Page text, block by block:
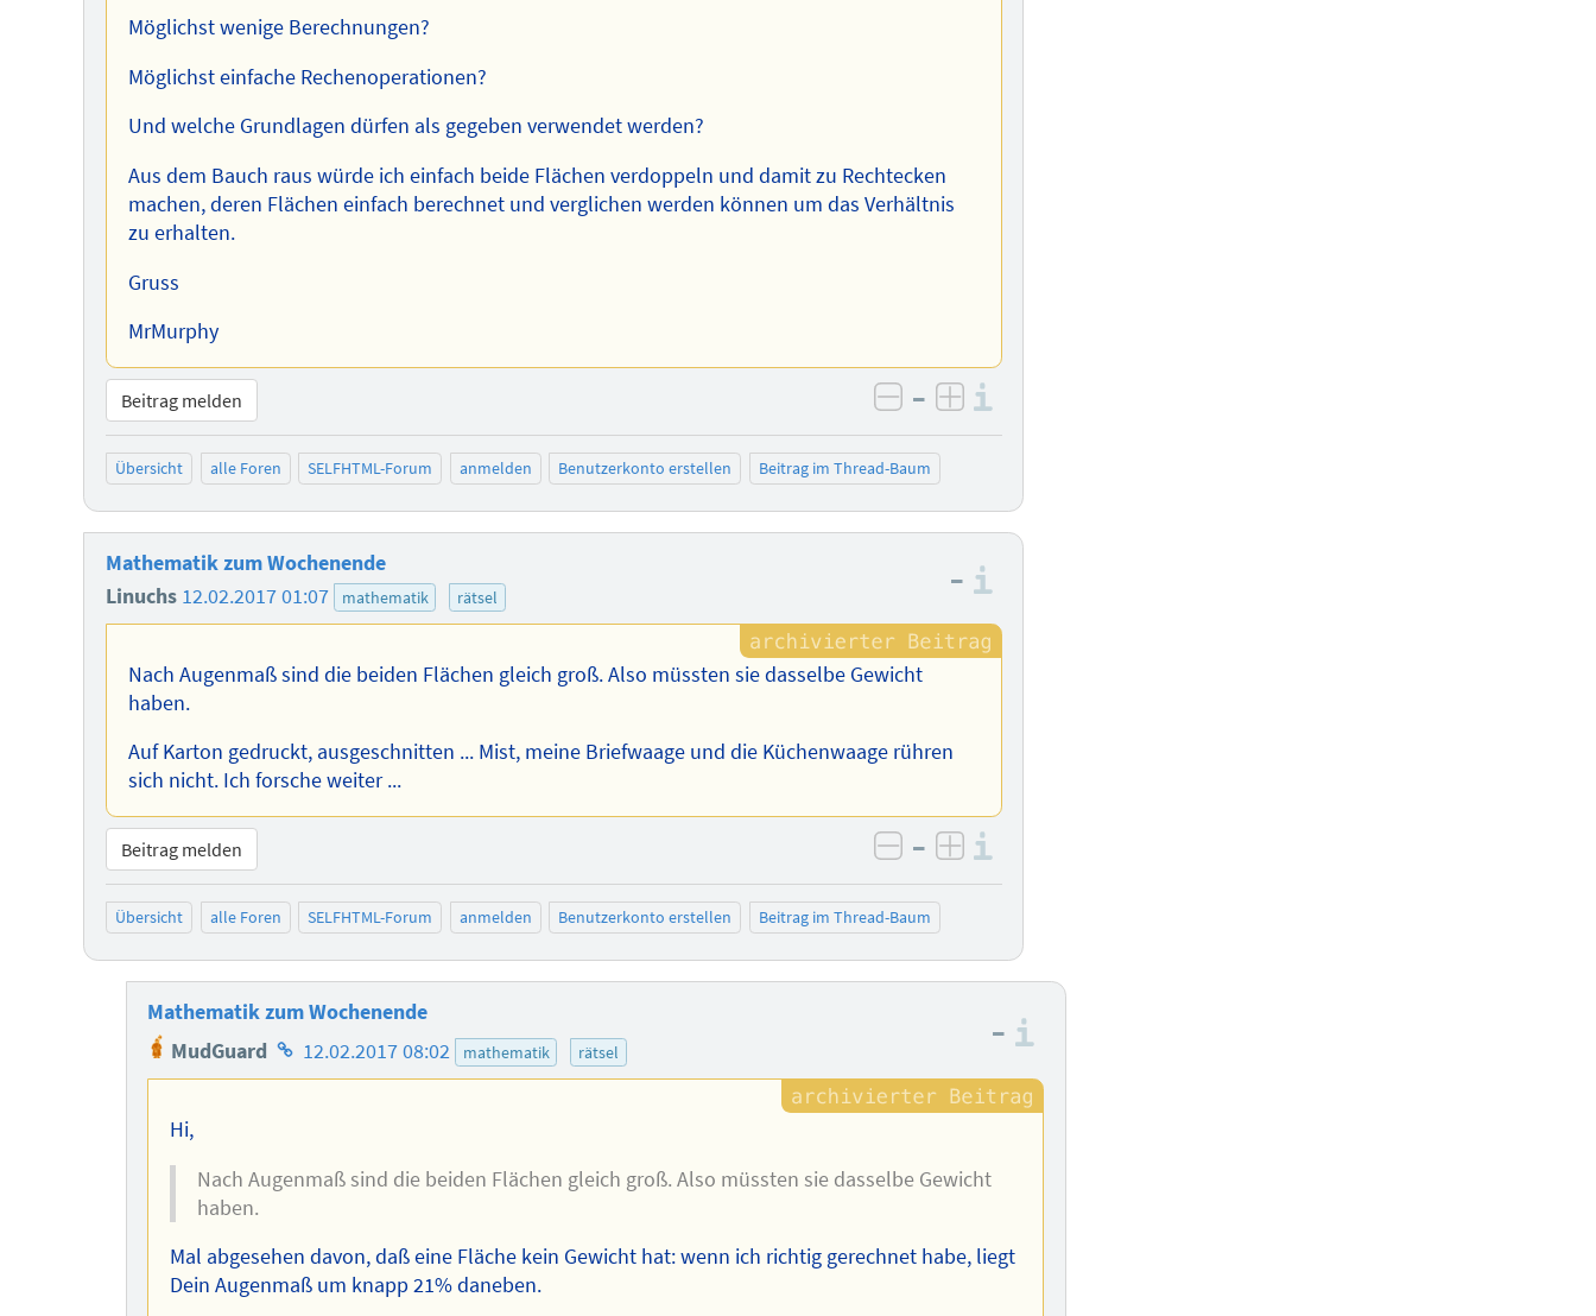
Möglichst wenige Berechnungen?
Möglichst einfache Rechenoperationen?
Und welche Grundlagen dürfen als gegeben verwendet werden?
Aus dem Bauch raus würde ich einfach beide Flächen verdoppeln und damit zu Rechtecken
machen, deren Flächen einfach berechnet und verglichen werden können um das Verhältnis
zu erhalten.
Gruss
MrMurphy
Beitrag melden negativ bewerten
– positiv bewerten
Übersicht alle Foren SELFHTML-Forum anmelden Benutzerkonto erstellen Beitrag im Thread-Baum
Mathematik zum Wochenende
Linuchs 12.02.2017 01:07 mathematik rätsel –
Nach Augenmaß sind die beiden Flächen gleich groß. Also müssten sie dasselbe Gewicht
haben.
Auf Karton gedruckt, ausgeschnitten ... Mist, meine Briefwaage und die Küchenwaage rühren
sich nicht. Ich forsche weiter ...
Beitrag melden negativ bewerten
– positiv bewerten
Übersicht alle Foren SELFHTML-Forum anmelden Benutzerkonto erstellen Beitrag im Thread-Baum
Mathematik zum Wochenende
MudGuard Homepage
des
12.02.2017 08:02 mathematik rätsel
–
Hi,
Nach Augenmaß sind die beiden Flächen gleich groß. Also müssten sie dasselbe Gewicht
haben.
Mal abgesehen davon, daß eine Fläche kein Gewicht hat: wenn ich richtig gerechnet habe, liegt
Dein Augenmaß um knapp 21% daneben.